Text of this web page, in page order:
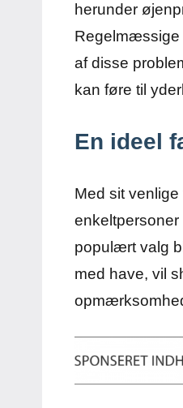
herunder
Regelmæssige
af disse
kan føre til
En ideel
Med sit
enkeltpersoner
populært valg
med have, vil